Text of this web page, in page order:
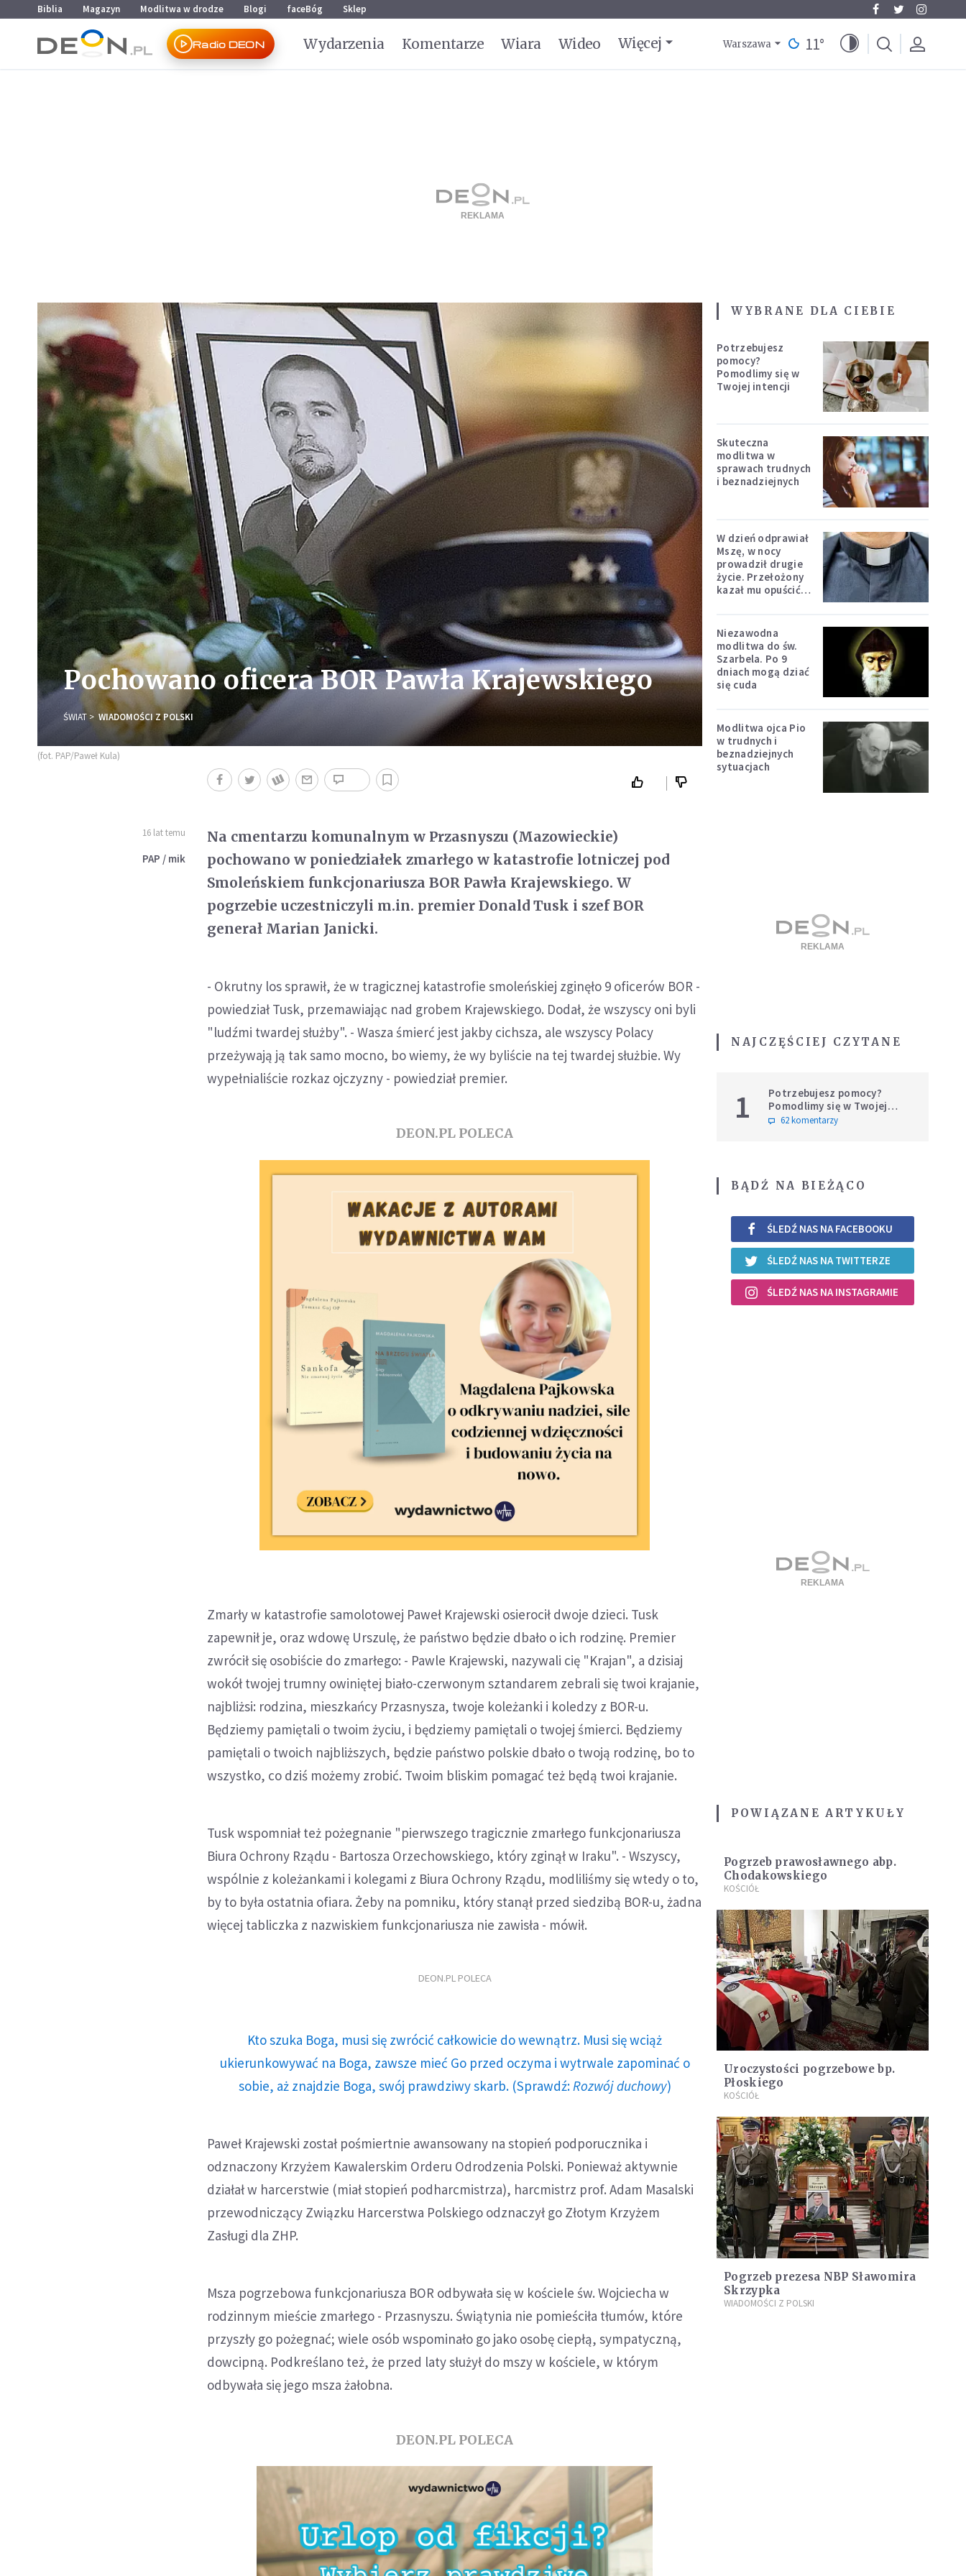
Przejdź do menu głównego
Przejdź do treści
Biblia Magazyn Modlitwa w drodze Blogi faceBóg Sklep
Radio DEON Wydarzenia Komentarze Wiara Wideo Więcej Warszawa 11°
Pochowano oficera BOR Pawła Krajewskiego
ŚWIAT WIADOMOŚCI Z POLSKI
(fot. PAP/Paweł Kula)
16 lat temu
PAP / mik
Na cmentarzu komunalnym w Przasnyszu (Mazowieckie)
pochowano w poniedziałek zmarłego w katastrofie lotniczej pod
Smoleńskiem funkcjonariusza BOR Pawła Krajewskiego. W
pogrzebie uczestniczyli m.in. premier Donald Tusk i szef BOR
generał Marian Janicki.
- Okrutny los sprawił, że w tragicznej katastrofie smoleńskiej zginęło 9 oficerów BOR -
powiedział Tusk, przemawiając nad grobem Krajewskiego. Dodał, że wszyscy oni byli
"ludźmi twardej służby". - Wasza śmierć jest jakby cichsza, ale wszyscy Polacy
przeżywają ją tak samo mocno, bo wiemy, że wy byliście na tej twardej służbie. Wy
wypełnialiście rozkaz ojczyzny - powiedział premier.
DEON.PL POLECA
Zmarły w katastrofie samolotowej Paweł Krajewski osierocił dwoje dzieci. Tusk
zapewnił je, oraz wdowę Urszulę, że państwo będzie dbało o ich rodzinę. Premier
zwrócił się osobiście do zmarłego: - Pawle Krajewski, nazywali cię "Krajan", a dzisiaj
wokół twojej trumny owiniętej biało-czerwonym sztandarem zebrali się twoi krajanie,
najbliżsi: rodzina, mieszkańcy Przasnysza, twoje koleżanki i koledzy z BOR-u.
Będziemy pamiętali o twoim życiu, i będziemy pamiętali o twojej śmierci. Będziemy
pamiętali o twoich najbliższych, będzie państwo polskie dbało o twoją rodzinę, bo to
wszystko, co dziś możemy zrobić. Twoim bliskim pomagać też będą twoi krajanie.
Tusk wspomniał też pożegnanie "pierwszego tragicznie zmarłego funkcjonariusza
Biura Ochrony Rządu - Bartosza Orzechowskiego, który zginął w Iraku". - Wszyscy,
wspólnie z koleżankami i kolegami z Biura Ochrony Rządu, modliliśmy się wtedy o to,
by to była ostatnia ofiara. Żeby na pomniku, który stanął przed siedzibą BOR-u, żadna
więcej tabliczka z nazwiskiem funkcjonariusza nie zawisła - mówił.
DEON.PL POLECA
Kto szuka Boga, musi się zwrócić całkowicie do wewnątrz. Musi się wciąż
ukierunkowywać na Boga, zawsze mieć Go przed oczyma i wytrwale zapominać o
sobie, aż znajdzie Boga, swój prawdziwy skarb. (Sprawdź: Rozwój duchowy)
Paweł Krajewski został pośmiertnie awansowany na stopień podporucznika i
odznaczony Krzyżem Kawalerskim Orderu Odrodzenia Polski. Ponieważ aktywnie
działał w harcerstwie (miał stopień podharcmistrza), harcmistrz prof. Adam Masalski
przewodniczący Związku Harcerstwa Polskiego odznaczył go Złotym Krzyżem
Zasługi dla ZHP.
Msza pogrzebowa funkcjonariusza BOR odbywała się w kościele św. Wojciecha w
rodzinnym mieście zmarłego - Przasnyszu. Świątynia nie pomieściła tłumów, które
przyszły go pożegnać; wiele osób wspominało go jako osobę ciepłą, sympatyczną,
dowcipną. Podkreślano też, że przed laty służył do mszy w kościele, w którym
odbywała się jego msza żałobna.
DEON.PL POLECA
WYBRANE DLA CIEBIE
Potrzebujesz
pomocy?
Pomodlimy się w
Twojej intencji
Skuteczna
modlitwa w
sprawach trudnych
i beznadziejnych
W dzień odprawiał
Mszę, w nocy
prowadził drugie
życie. Przełożony
kazał mu opuścić
Niezawodna
modlitwa do św.
Szarbela. Po 9
dniach mogą dziać
się cuda
Modlitwa ojca Pio
w trudnych i
beznadziejnych
sytuacjach
NAJCZĘŚCIEJ CZYTANE
1
Potrzebujesz pomocy?
Pomodlimy się w Twojej
intencji
62 komentarzy
BĄDŹ NA BIEŻĄCO
ŚLEDŹ NAS NA FACEBOOKU
ŚLEDŹ NAS NA TWITTERZE
ŚLEDŹ NAS NA INSTAGRAMIE
POWIĄZANE ARTYKUŁY
Pogrzeb prawosławnego abp.
Chodakowskiego
KOŚCIÓŁ
Uroczystości pogrzebowe bp.
Płoskiego
KOŚCIÓŁ
Pogrzeb prezesa NBP Sławomira
Skrzypka
WIADOMOŚCI Z POLSKI